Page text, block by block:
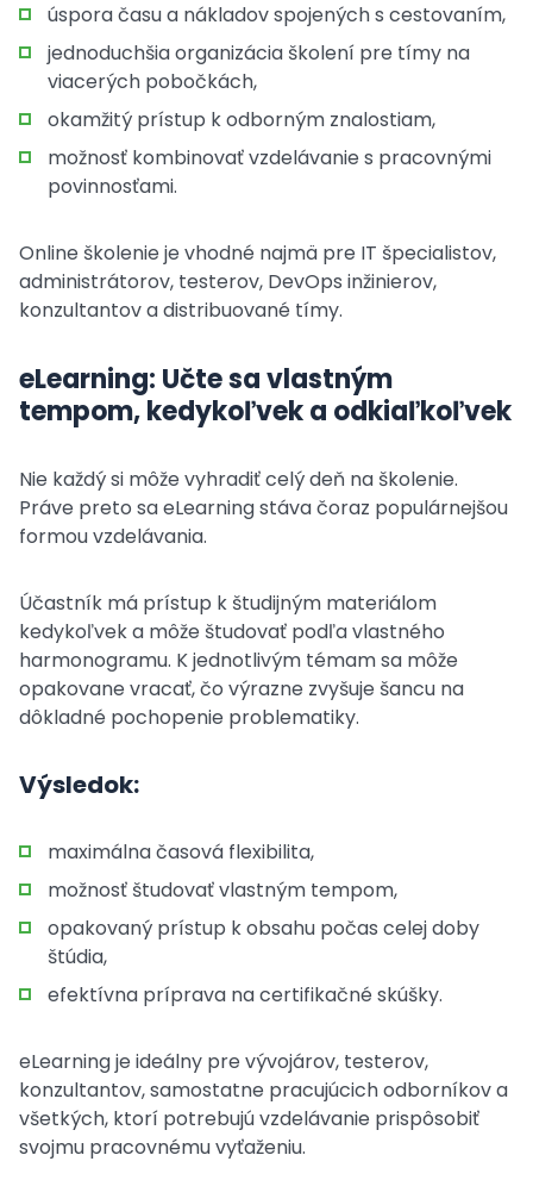
úspora času a nákladov spojených s cestovaním,
jednoduchšia organizácia školení pre tímy na
viacerých pobočkách,
okamžitý prístup k odborným znalostiam,
možnosť kombinovať vzdelávanie s pracovnými
povinnosťami.
Online školenie je vhodné najmä pre IT špecialistov,
administrátorov, testerov, DevOps inžinierov,
konzultantov a distribuované tímy.
eLearning: Učte sa vlastným
tempom, kedykoľvek a odkiaľkoľvek
Nie každý si môže vyhradiť celý deň na školenie.
Práve preto sa eLearning stáva čoraz populárnejšou
formou vzdelávania.
Účastník má prístup k študijným materiálom
kedykoľvek a môže študovať podľa vlastného
harmonogramu. K jednotlivým témam sa môže
opakovane vracať, čo výrazne zvyšuje šancu na
dôkladné pochopenie problematiky.
Výsledok:
maximálna časová flexibilita,
možnosť študovať vlastným tempom,
opakovaný prístup k obsahu počas celej doby
štúdia,
efektívna príprava na certifikačné skúšky.
eLearning je ideálny pre vývojárov, testerov,
konzultantov, samostatne pracujúcich odborníkov a
všetkých, ktorí potrebujú vzdelávanie prispôsobiť
svojmu pracovnému vyťaženiu.